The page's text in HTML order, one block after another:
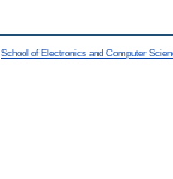
School of Electronics and Computer